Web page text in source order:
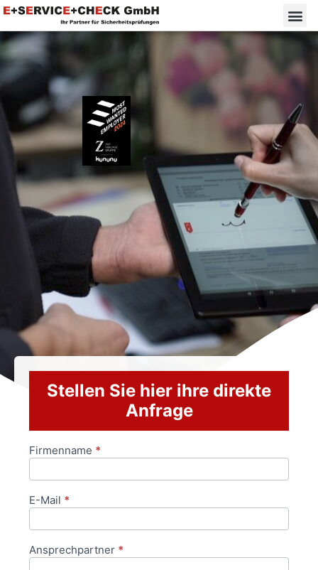
Stellen Sie hier ihre direkte
Anfrage
Anfrageformular
Firmenname *
E-Mail *
Ansprechpartner *